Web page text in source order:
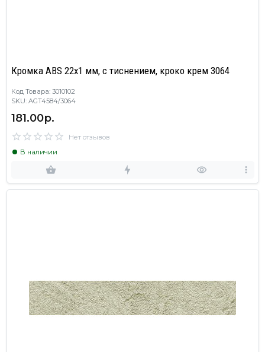
Кромка ABS 22х1 мм, с тиснением, кроко крем 3064
Код Товара: 3010102
SKU: AGT4584/3064
181.00р.
Нет отзывов
В наличии